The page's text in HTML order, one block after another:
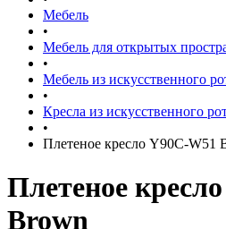
Мебель
•
Мебель для открытых
•
Мебель из искусственного
•
Кресла из искусственного
•
Плетеное кресло Y90C-W51
Плетеное
Brown